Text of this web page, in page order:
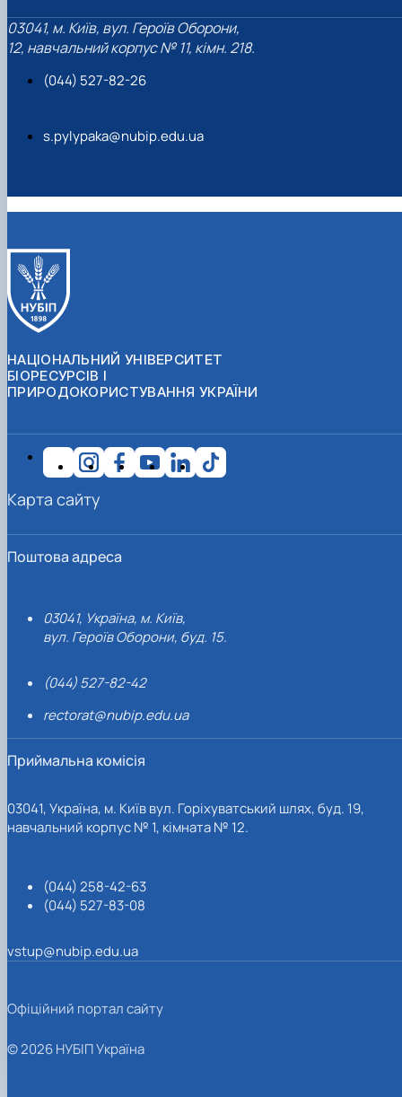
03041, м. Київ, вул. Героїв Оборони,
12, навчальний корпус № 11, кімн. 218.
(044) 527-82-26
s.pylypaka@nubip.edu.ua
НАЦІОНАЛЬНИЙ УНІВЕРСИТЕТ
БІОРЕСУРСІВ І
ПРИРОДОКОРИСТУВАННЯ УКРАЇНИ
Поштова адреса
03041, Україна, м. Київ,
вул. Героїв Оборони, буд. 15.
(044) 527-82-42
rectorat@nubip.edu.ua
Приймальна комісія
03041, Україна, м. Київ вул. Горіхуватський шлях, буд. 19,
навчальний корпус № 1, кімната № 12.
(044) 258-42-63
(044) 527-83-08
vstup@nubip.edu.ua
Карта сайту
Офіційний портал сайту
© 2026 НУБІП Україна